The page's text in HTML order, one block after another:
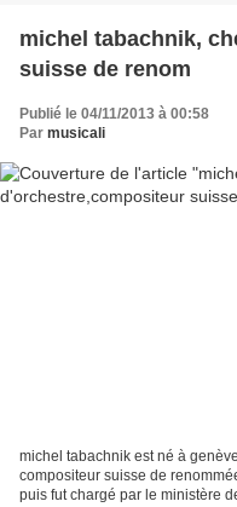
michel tabachnik,
suisse de renom
Publié le 04/11/2013 à 00:58
Par musicali
michel tabachnik est né à
compositeur suisse de
puis fut chargé par le ministère